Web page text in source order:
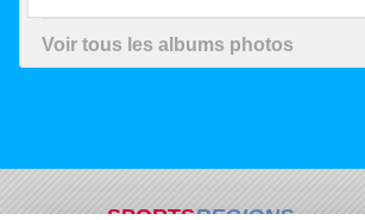
Voir tous les albums photos